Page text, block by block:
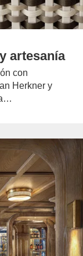
artesanía
con
Herkner y